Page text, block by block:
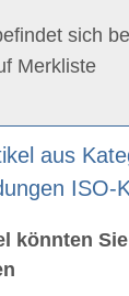
sich
Merkliste
aus
ISO-
könnten